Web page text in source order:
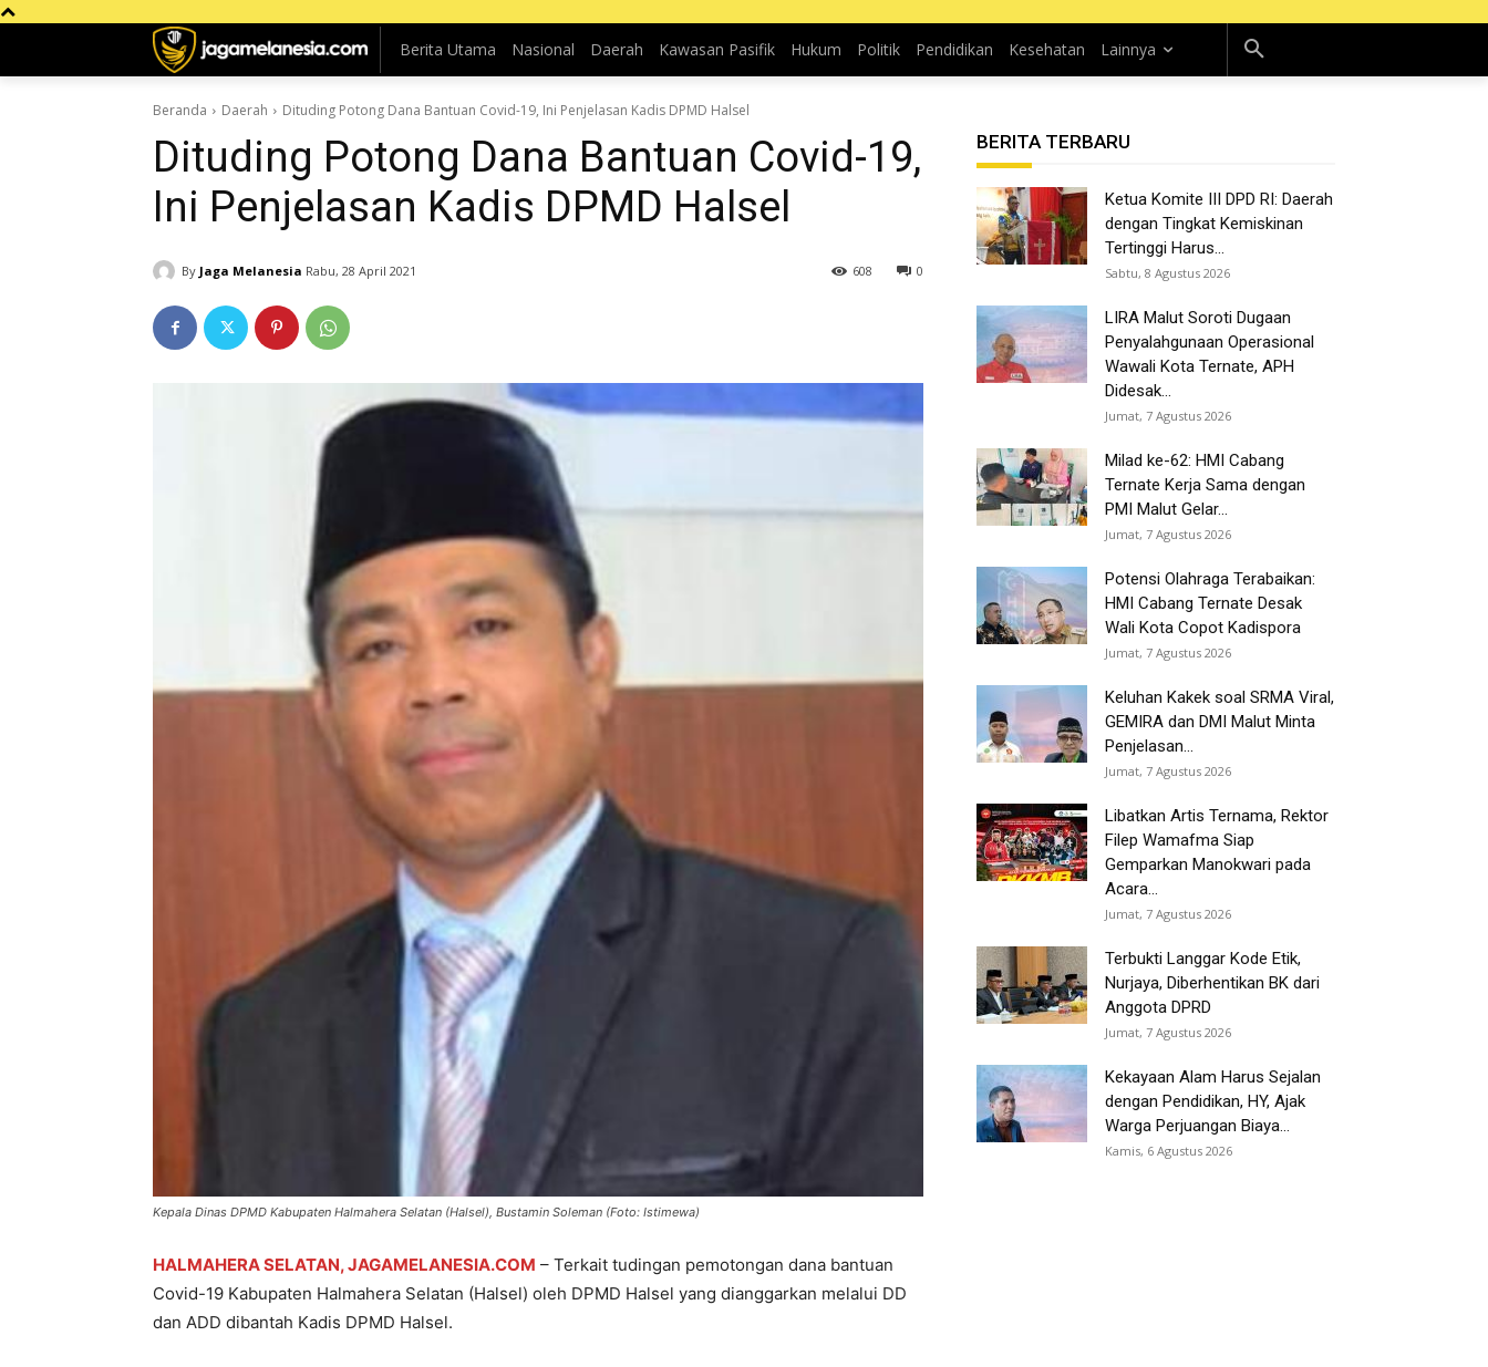
Berita Utama Nasional Daerah Kawasan Pasifik Hukum Politik Pendidikan Kesehatan Lainnya
Beranda Daerah Dituding Potong Dana Bantuan Covid-19, Ini Penjelasan Kadis DPMD Halsel
Dituding Potong Dana Bantuan Covid-19,
Ini Penjelasan Kadis DPMD Halsel
By Jaga Melanesia Rabu, 28 April 2021 0
608
Kepala Dinas DPMD Kabupaten Halmahera Selatan (Halsel), Bustamin Soleman (Foto: Istimewa)
HALMAHERA SELATAN, JAGAMELANESIA.COM – Terkait tudingan pemotongan dana bantuan
Covid-19 Kabupaten Halmahera Selatan (Halsel) oleh DPMD Halsel yang dianggarkan melalui DD
dan ADD dibantah Kadis DPMD Halsel.
BERITA TERBARU
Ketua Komite III DPD RI: Daerah
dengan Tingkat Kemiskinan
Tertinggi Harus...
Sabtu, 8 Agustus 2026
LIRA Malut Soroti Dugaan
Penyalahgunaan Operasional
Wawali Kota Ternate, APH
Didesak...
Jumat, 7 Agustus 2026
Milad ke-62: HMI Cabang
Ternate Kerja Sama dengan
PMI Malut Gelar...
Jumat, 7 Agustus 2026
Potensi Olahraga Terabaikan:
HMI Cabang Ternate Desak
Wali Kota Copot Kadispora
Jumat, 7 Agustus 2026
Keluhan Kakek soal SRMA Viral,
GEMIRA dan DMI Malut Minta
Penjelasan...
Jumat, 7 Agustus 2026
Libatkan Artis Ternama, Rektor
Filep Wamafma Siap
Gemparkan Manokwari pada
Acara...
Jumat, 7 Agustus 2026
Terbukti Langgar Kode Etik,
Nurjaya, Diberhentikan BK dari
Anggota DPRD
Jumat, 7 Agustus 2026
Kekayaan Alam Harus Sejalan
dengan Pendidikan, HY, Ajak
Warga Perjuangan Biaya...
Kamis, 6 Agustus 2026